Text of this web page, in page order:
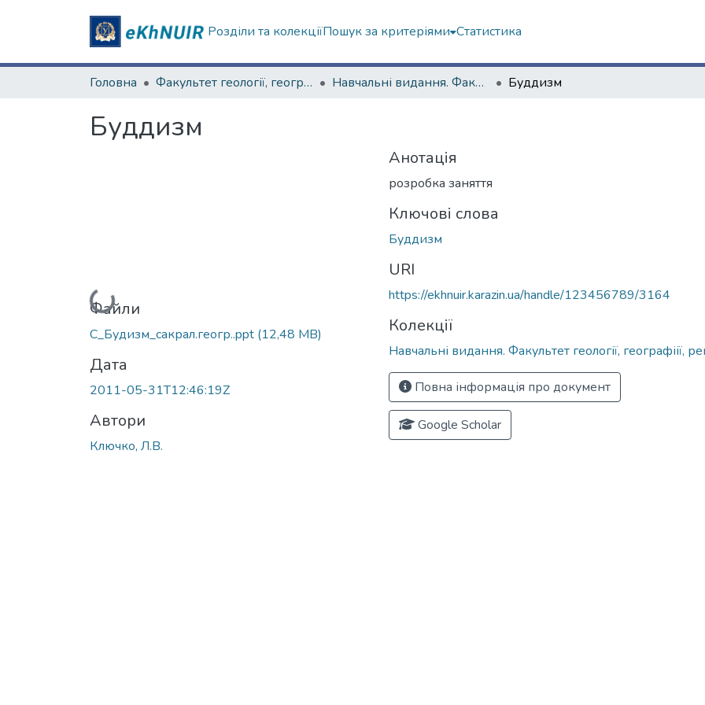
Розділи та колекціїПошук за критеріями Статистика
Головна Факультет геології, географіії, рекреації і туризму Навчальні видання. Факультет геології, географіії, рекреації і туризму Буддизм
Буддизм
Вантажиться...
Файли
С_Будизм_сакрал.геогр..ppt (12,48 MB)
Дата
2011-05-31T12:46:19Z
Автори
Ключко, Л.В.
Анотація
розробка заняття
Ключові слова
Буддизм
URI
https://ekhnuir.karazin.ua/handle/123456789/3164
Колекції
Навчальні видання. Факультет геології, географіії,
Повна інформація про документ
Google Scholar